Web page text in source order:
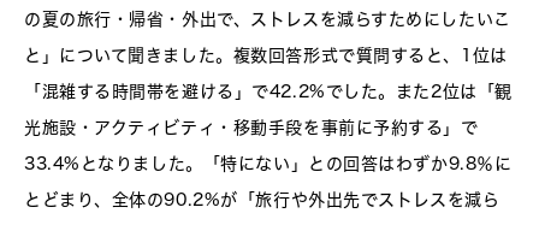
の夏の旅行・帰省・外出で、ストレスを減らすためにしたいこ
と」について聞きました。複数回答形式で質問すると、1位は
「混雑する時間帯を避ける」で42.2%でした。また2位は「観
光施設・アクティビティ・移動手段を事前に予約する」で
33.4%となりました。「特にない」との回答はわずか9.8％に
とどまり、全体の90.2%が「旅行や外出先でストレスを減ら